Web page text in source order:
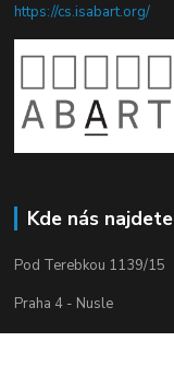
https://cs.isabart.org/
Kde nás najdete
Pod Terebkou 1139/15
Praha 4 - Nusle